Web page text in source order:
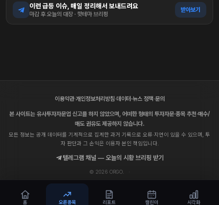
이런 급등 이슈, 매일 정리해서 보내드려요
마감 후 오늘의 대장 · 핫테마 브리핑
받아보기
이용약관·개인정보처리방침·데이터·뉴스 정책·문의
본 사이트는 유사투자자문업 신고를 하지 않았으며, 어떠한 형태의 투자자문·종목 추천·매수/
매도 권유도 제공하지 않습니다.
모든 정보는 공개 데이터를 기계적으로 집계한 과거 기록으로 오류·지연이 있을 수 있으며, 투
자 판단과 그 손익은 이용자 본인 책임입니다.
텔레그램 채널 — 오늘의 시황 브리핑 받기
© 2026 ORGO. ·
홈 오른종목 리포트 캘린더 시각화